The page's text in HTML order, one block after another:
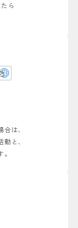
ました
た
した
した
ました
ら
は、
と、